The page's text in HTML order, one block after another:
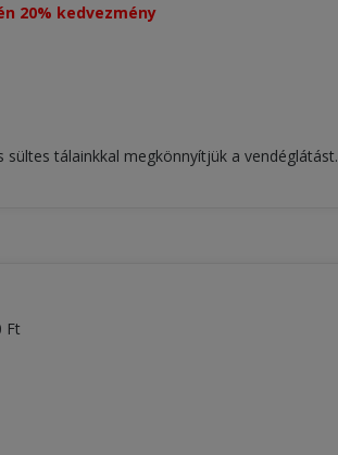
20% kedvezmény​
tálainkkal megkönnyítjük a vendéglátást.
Ft